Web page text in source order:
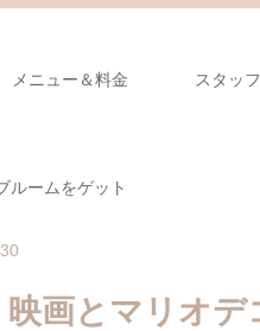
メニュー＆料金 スタッフ
ルームをゲット
映画とマリオ